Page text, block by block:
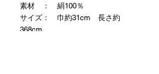
素材 ： 絹100％
サイズ： 巾約31cm 長さ約
368cm